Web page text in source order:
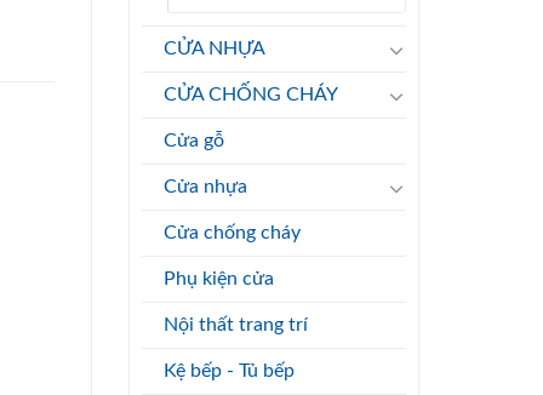
CỬA NHỰA
CỬA CHỐNG CHÁY
Cửa gỗ
Cửa nhựa
Cửa chống cháy
Phụ kiện cửa
Nội thất trang trí
Kệ bếp - Tủ bếp